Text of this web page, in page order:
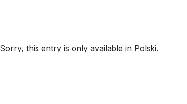
Sorry, this entry is only available in Polski.